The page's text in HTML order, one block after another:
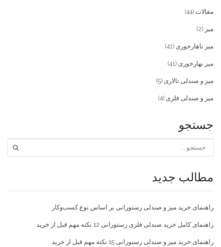
مقالات (44)
میز (2)
میز ناهارخوری (41)
میز نهارخوری (41)
میز و صندلی تالاری (5)
میز و صندلی فلزی (4)
جستجو
مطالب جدید
راهنمای خرید میز و صندلی رستورانی بر اساس نوع کسب‌و‌کار
راهنمای کامل خرید صندلی فلزی رستورانی 12 نکته مهم قبل از خرید
راهنمای خرید میز و صندلی رستورانی 15 نکته مهم قبل از خرید